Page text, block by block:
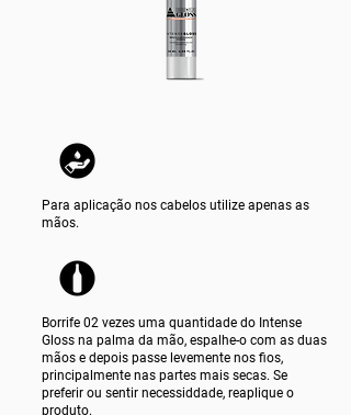
Para aplicação nos cabelos utilize apenas as
mãos.
Borrife 02 vezes uma quantidade do Intense
Gloss na palma da mão, espalhe-o com as duas
mãos e depois passe levemente nos fios,
principalmente nas partes mais secas. Se
preferir ou sentir necessiddade, reaplique o
produto.